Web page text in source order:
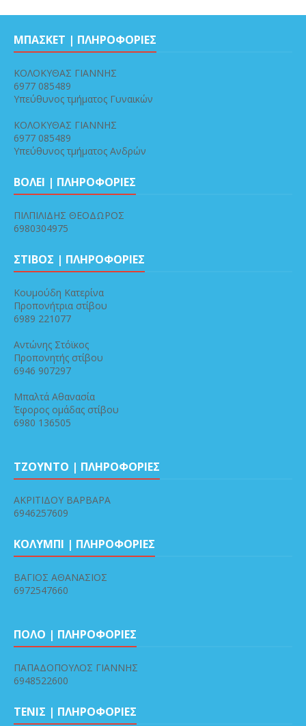
ΜΠΑΣΚΕΤ | ΠΛΗΡΟΦΟΡΙΕΣ
ΚΟΛΟΚΥΘΑΣ ΓΙΑΝΝΗΣ
6977 085489
Υπεύθυνος τμήματος Γυναικών
ΚΟΛΟΚΥΘΑΣ ΓΙΑΝΝΗΣ
6977 085489
Υπεύθυνος τμήματος Ανδρών
ΒΟΛΕΙ | ΠΛΗΡΟΦΟΡΙΕΣ
ΠΙΛΠΙΛΙΔΗΣ ΘΕΟΔΩΡΟΣ
6980304975
ΣΤΙΒΟΣ | ΠΛΗΡΟΦΟΡΙΕΣ
Κουμούδη Κατερίνα
Προπονήτρια στίβου
6989 221077
Αντώνης Στόϊκος
Προπονητής στίβου
6946 907297
Μπαλτά Αθανασία
Έφορος ομάδας στίβου
6980 136505
ΤΖΟΥΝΤΟ | ΠΛΗΡΟΦΟΡΙΕΣ
ΑΚΡΙΤΙΔΟΥ ΒΑΡΒΑΡΑ
6946257609
ΚΟΛΥΜΠΙ | ΠΛΗΡΟΦΟΡΙΕΣ
ΒΑΓΙΟΣ ΑΘΑΝΑΣΙΟΣ
6972547660
ΠΟΛΟ | ΠΛΗΡΟΦΟΡΙΕΣ
ΠΑΠΑΔΟΠΟΥΛΟΣ ΓΙΑΝΝΗΣ
6948522600
ΤΕΝΙΣ | ΠΛΗΡΟΦΟΡΙΕΣ